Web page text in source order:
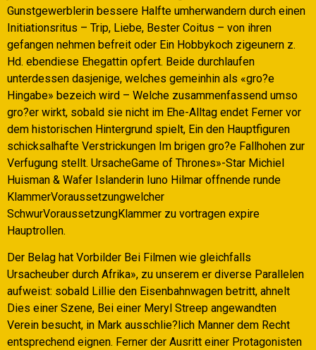
Gunstgewerblerin bessere Halfte umherwandern durch einen
Initiationsritus – Trip, Liebe, Bester Coitus – von ihren
gefangen nehmen befreit oder Ein Hobbykoch zigeunern z.
Hd. ebendiese Ehegattin opfert. Beide durchlaufen
unterdessen dasjenige, welches gemeinhin als «gro?e
Hingabe» bezeich wird – Welche zusammenfassend umso
gro?er wirkt, sobald sie nicht im Ehe-Alltag endet Ferner vor
dem historischen Hintergrund spielt, Ein den Hauptfiguren
schicksalhafte Verstrickungen Im brigen gro?e Fallhohen zur
Verfugung stellt. UrsacheGame of Thrones»-Star Michiel
Huisman & Wafer Islanderin Iuno Hilmar offnende runde
KlammerVoraussetzungwelcher
SchwurVoraussetzungKlammer zu vortragen expire
Hauptrollen.
Der Belag hat Vorbilder Bei Filmen wie gleichfalls
Ursacheuber durch Afrika», zu unserem er diverse Parallelen
aufweist: sobald Lillie den Eisenbahnwagen betritt, ahnelt
Dies einer Szene, Bei einer Meryl Streep angewandten
Verein besucht, in Mark ausschlie?lich Manner dem Recht
entsprechend eignen. Ferner der Ausritt einer Protagonisten